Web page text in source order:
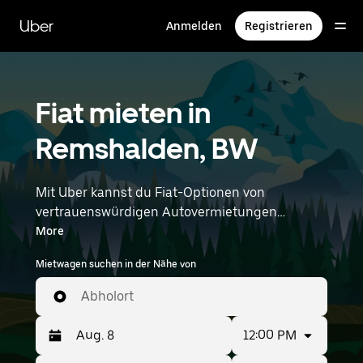
zum
Hauptinhalt
Uber Anmelden Registrieren
Fiat mieten in
Remshalden, BW
Mit Uber kannst du Fiat-Optionen von
vertrauenswürdigen Autovermietungen
durchstöbern. Finde den richtigen Leihwagen
von Fiat für Besorgungen, Roadtrips oder
tägliche Fahrten. Egal, ob du Preis, Größe oder
Stil priorisierst: Hier findest du Optionen, die
deinen Wünschen entsprechen. Gib deine Zeit-
und Standortangaben (z. B. Stuttgart Airport)
ein, um Fiat-Vermietungen in deiner Nähe zu
More
Mietwagen suchen in der Nähe von
Abholort
12:00 PM